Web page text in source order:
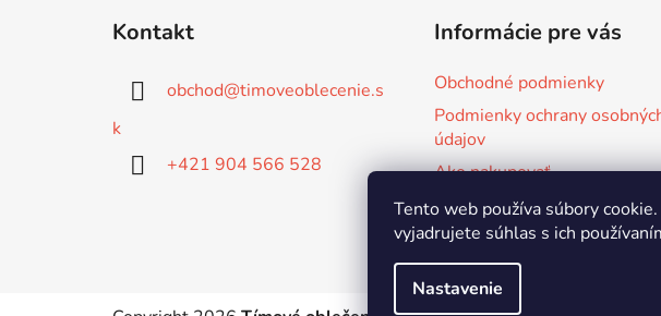
Tento web používa súbory
vyjadrujete súhlas s ich
Nastavenie
Kontakt
obchod@timoveoblecenie.s
k
+421 904 566 528
Informácie pre vás
Obchodné podmienky
Podmienky ochrany
údajov
Ako nakupovať
Tvoríme športové oblečenie
mieru